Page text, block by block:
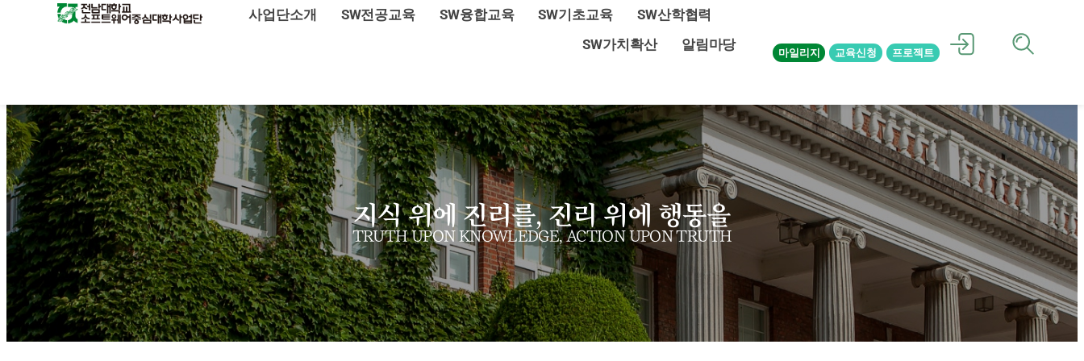
사업단소개 SW전공교육 SW융합교육 SW기초교육
SW산학협력
SW가치확산
알림마당 마일리지 교육신청 프로젝트
지식 위에 진리를, 진리 위에 행동을
TRUTH UPON KNOWLEDGE, ACTION UPON TRUTH